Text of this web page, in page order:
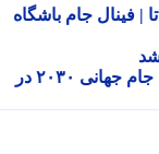
جام باشگاه
اینفانتینو استعفا نداد؛ پیشنهاد برگزاری فینال جام جهانی ۲۰۳۰ در